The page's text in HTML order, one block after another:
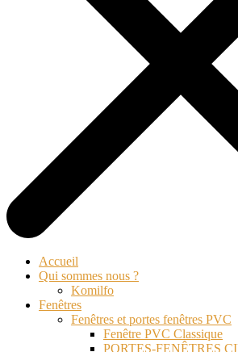
Accueil
Qui sommes nous ?
Komilfo
Fenêtres
Fenêtres et portes fenêtres PVC
Fenêtre PVC Classique
PORTES-FENÊTRES